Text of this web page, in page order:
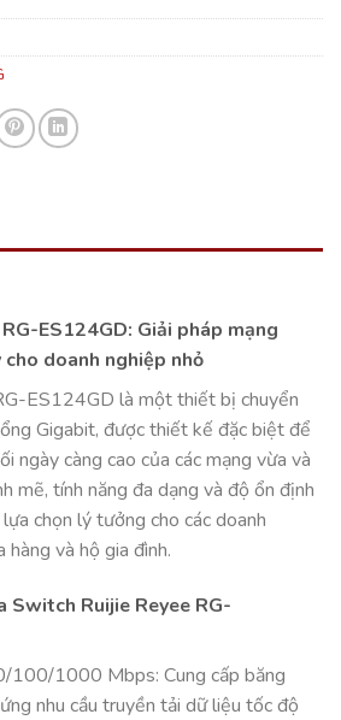
ES124GD: Giải pháp mạng
doanh nghiệp nhỏ
ES124GD là một thiết bị chuyển
ổng Gigabit, được thiết kế đặc biệt để
ối ngày càng cao của các mạng vừa và
mẽ, tính năng đa dạng và độ ổn định
chọn lý tưởng cho các doanh
hàng và hộ gia đình.
Switch Ruijie Reyee RG-
100/1000 Mbps: Cung cấp băng
nhu cầu truyền tải dữ liệu tốc độ